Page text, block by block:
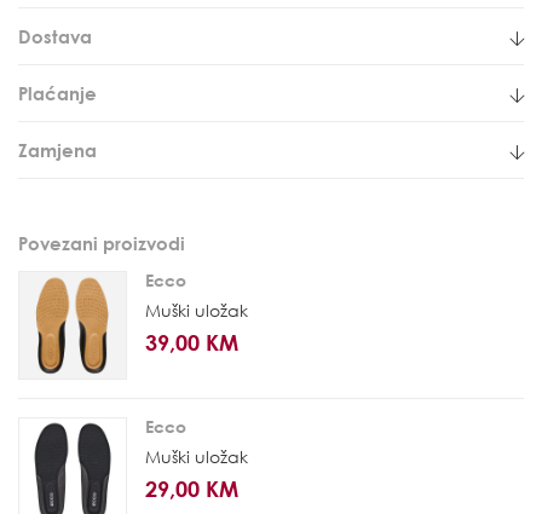
Dostava
Plaćanje
Zamjena
Povezani proizvodi
Ecco
Muški uložak
39,00 KM
Ecco
Muški uložak
29,00 KM